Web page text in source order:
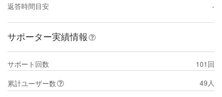
返答時間目安
-
サポーター実績情報
サポート回数
101回
累計ユーザー数
49人